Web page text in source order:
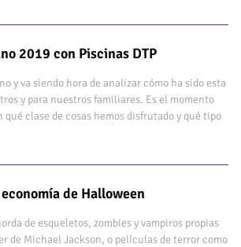
2019 con Piscinas DTP
y va siendo hora de analizar cómo ha sido esta
y para nuestros familiares. Es el momento
qué clase de cosas hemos disfrutado y qué tipo
de Halloween
de esqueletos, zombies y vampiros propias
de Michael Jackson, o películas de terror como